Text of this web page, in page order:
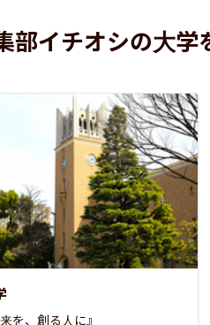
部イチオシの大学
を、創る人に』